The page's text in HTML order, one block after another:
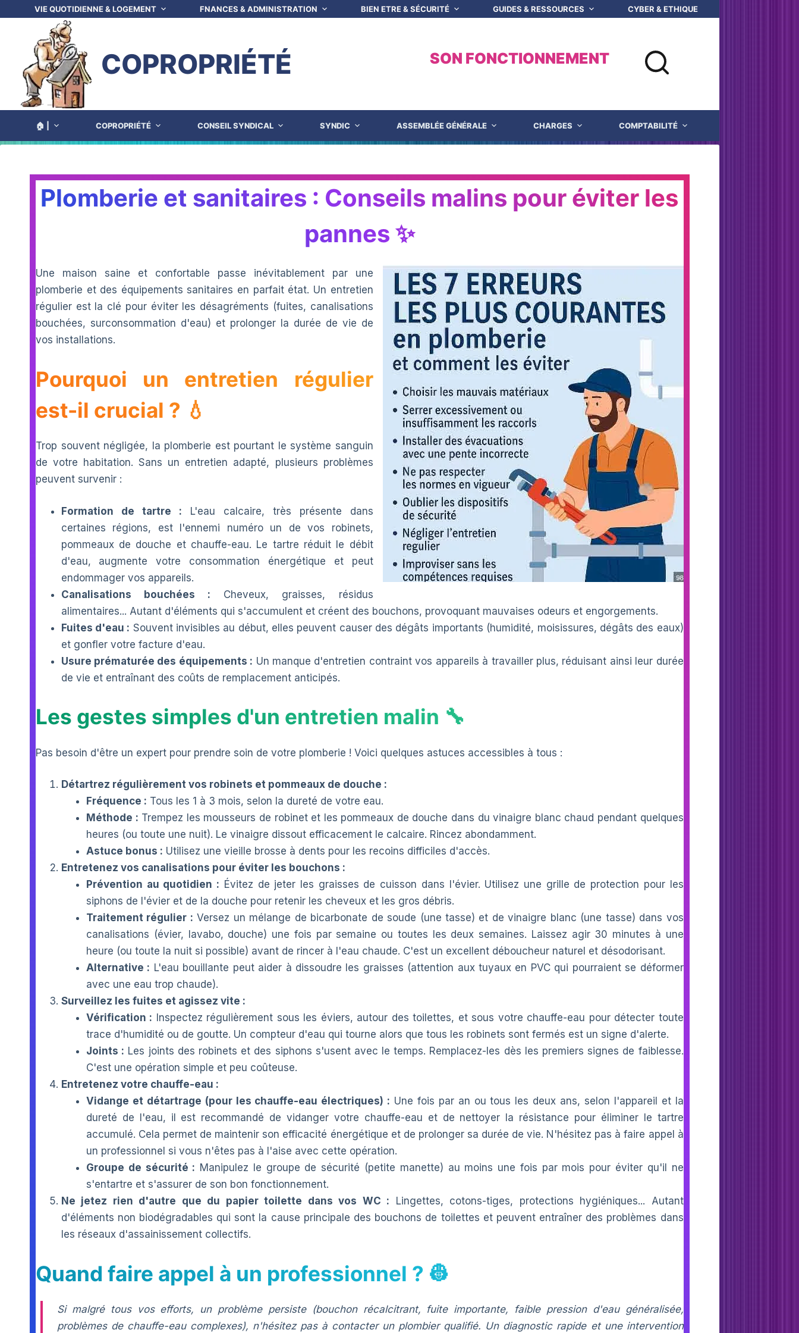
VIE QUOTIDIENNE & LOGEMENT FNANCES & ADMINISTRATION BIEN ETRE & SÉCURITÉ GUIDES & RESSOURCES CYBER & ETHIQUE NUMERIQUE
COPROPRIÉTÉ SON FONCTIONNEMENT
🏠 | COPROPRIÉTÉ CONSEIL SYNDICAL SYNDIC ASSEMBLÉE GÉNÉRALE CHARGES COMPTABILITÉ
Plomberie et sanitaires : Conseils malins pour éviter les
pannes ✨
Une maison saine et confortable passe inévitablement par une
plomberie et des équipements sanitaires en parfait état. Un entretien
régulier est la clé pour éviter les désagréments (fuites, canalisations
bouchées, surconsommation d'eau) et prolonger la durée de vie de
vos installations.
Pourquoi un entretien régulier
est-il crucial ? 💧
Trop souvent négligée, la plomberie est pourtant le système sanguin
de votre habitation. Sans un entretien adapté, plusieurs problèmes
peuvent survenir :
Formation de tartre : L'eau calcaire, très présente dans
certaines régions, est l'ennemi numéro un de vos robinets,
pommeaux de douche et chauffe-eau. Le tartre réduit le débit
d'eau, augmente votre consommation énergétique et peut
endommager vos appareils.
Canalisations bouchées : Cheveux, graisses, résidus
alimentaires... Autant d'éléments qui s'accumulent et créent des bouchons, provoquant mauvaises odeurs et engorgements.
Fuites d'eau : Souvent invisibles au début, elles peuvent causer des dégâts importants (humidité, moisissures, dégâts des eaux)
et gonfler votre facture d'eau.
Usure prématurée des équipements : Un manque d'entretien contraint vos appareils à travailler plus, réduisant ainsi leur durée
de vie et entraînant des coûts de remplacement anticipés.
Les gestes simples d'un entretien malin 🔧
Pas besoin d'être un expert pour prendre soin de votre plomberie ! Voici quelques astuces accessibles à tous :
Détartrez régulièrement vos robinets et pommeaux de douche :
Fréquence : Tous les 1 à 3 mois, selon la dureté de votre eau.
Méthode : Trempez les mousseurs de robinet et les pommeaux de douche dans du vinaigre blanc chaud pendant quelques
heures (ou toute une nuit). Le vinaigre dissout efficacement le calcaire. Rincez abondamment.
Astuce bonus : Utilisez une vieille brosse à dents pour les recoins difficiles d'accès.
Entretenez vos canalisations pour éviter les bouchons :
Prévention au quotidien : Évitez de jeter les graisses de cuisson dans l'évier. Utilisez une grille de protection pour les
siphons de l'évier et de la douche pour retenir les cheveux et les gros débris.
Traitement régulier : Versez un mélange de bicarbonate de soude (une tasse) et de vinaigre blanc (une tasse) dans vos
canalisations (évier, lavabo, douche) une fois par semaine ou toutes les deux semaines. Laissez agir 30 minutes à une
heure (ou toute la nuit si possible) avant de rincer à l'eau chaude. C'est un excellent déboucheur naturel et désodorisant.
Alternative : L'eau bouillante peut aider à dissoudre les graisses (attention aux tuyaux en PVC qui pourraient se déformer
avec une eau trop chaude).
Surveillez les fuites et agissez vite :
Vérification : Inspectez régulièrement sous les éviers, autour des toilettes, et sous votre chauffe-eau pour détecter toute
trace d'humidité ou de goutte. Un compteur d'eau qui tourne alors que tous les robinets sont fermés est un signe d'alerte.
Joints : Les joints des robinets et des siphons s'usent avec le temps. Remplacez-les dès les premiers signes de faiblesse.
C'est une opération simple et peu coûteuse.
Entretenez votre chauffe-eau :
Vidange et détartrage (pour les chauffe-eau électriques) : Une fois par an ou tous les deux ans, selon l'appareil et la
dureté de l'eau, il est recommandé de vidanger votre chauffe-eau et de nettoyer la résistance pour éliminer le tartre
accumulé. Cela permet de maintenir son efficacité énergétique et de prolonger sa durée de vie. N'hésitez pas à faire appel à
un professionnel si vous n'êtes pas à l'aise avec cette opération.
Groupe de sécurité : Manipulez le groupe de sécurité (petite manette) au moins une fois par mois pour éviter qu'il ne
s'entartre et s'assurer de son bon fonctionnement.
Ne jetez rien d'autre que du papier toilette dans vos WC : Lingettes, cotons-tiges, protections hygiéniques... Autant
d'éléments non biodégradables qui sont la cause principale des bouchons de toilettes et peuvent entraîner des problèmes dans
les réseaux d'assainissement collectifs.
Quand faire appel à un professionnel ? 👷
Si malgré tous vos efforts, un problème persiste (bouchon récalcitrant, fuite importante, faible pression d'eau généralisée,
problèmes de chauffe-eau complexes), n'hésitez pas à contacter un plombier qualifié. Un diagnostic rapide et une intervention